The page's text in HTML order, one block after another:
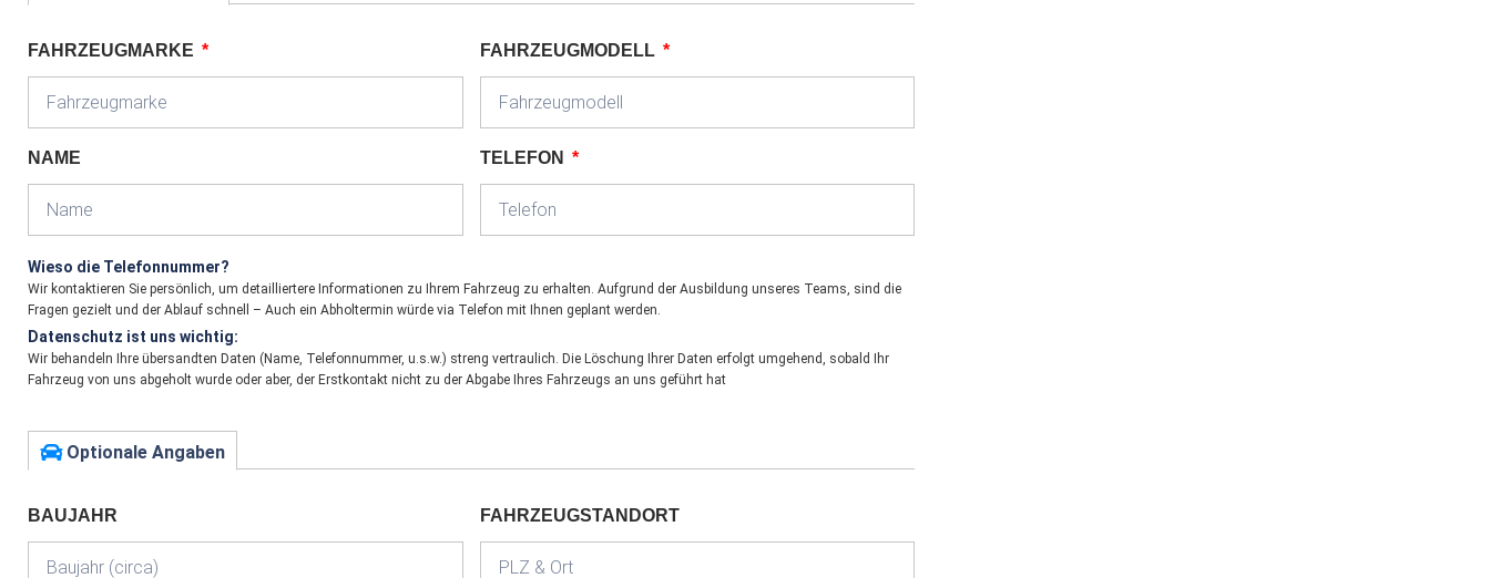
FAHRZEUGMARKE FAHRZEUGMODELL
NAME TELEFON
Wieso die Telefonnummer?
Wir kontaktieren Sie persönlich, um detailliertere Informationen zu Ihrem Fahrzeug zu erhalten. Aufgrund der Ausbildung unseres Teams, sind die
Fragen gezielt und der Ablauf schnell – Auch ein Abholtermin würde via Telefon mit Ihnen geplant werden.
Datenschutz ist uns wichtig:
Wir behandeln Ihre übersandten Daten (Name, Telefonnummer, u.s.w.) streng vertraulich. Die Löschung Ihrer Daten erfolgt umgehend, sobald Ihr
Fahrzeug von uns abgeholt wurde oder aber, der Erstkontakt nicht zu der Abgabe Ihres Fahrzeugs an uns geführt hat
Optionale Angaben
BAUJAHR FAHRZEUGSTANDORT